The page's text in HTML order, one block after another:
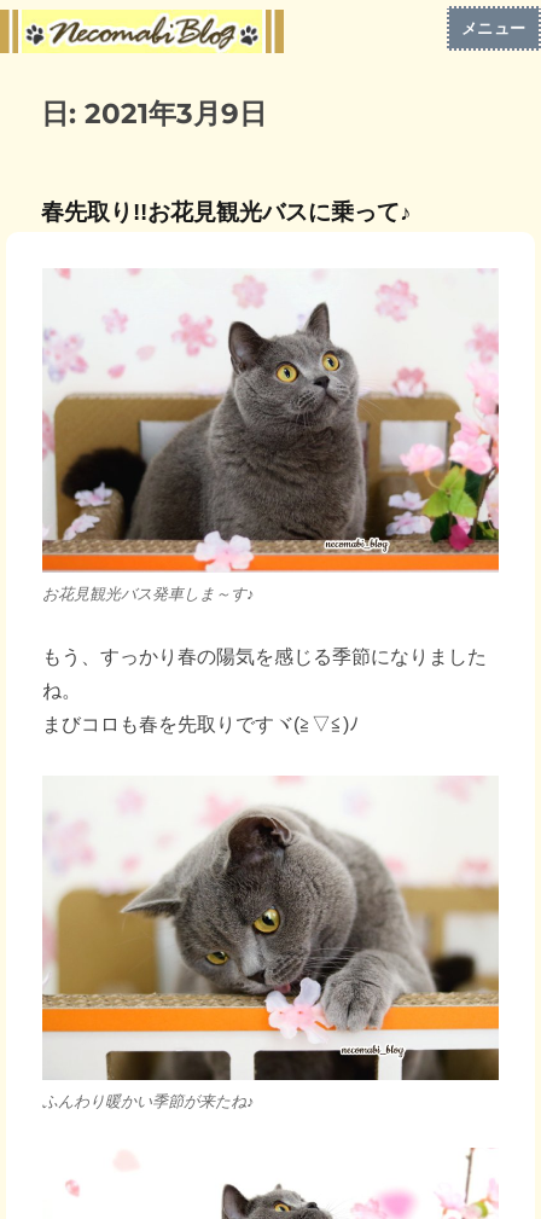
メニュー
日:2021年3月9日
春先取り!!お花見観光バスに乗って♪
お花見観光バス発車しま～す♪
もう、すっかり春の陽気を感じる季節になりました
ね。
まびコロも春を先取りですヾ(≧▽≦)ﾉ
ふんわり暖かい季節が来たね♪